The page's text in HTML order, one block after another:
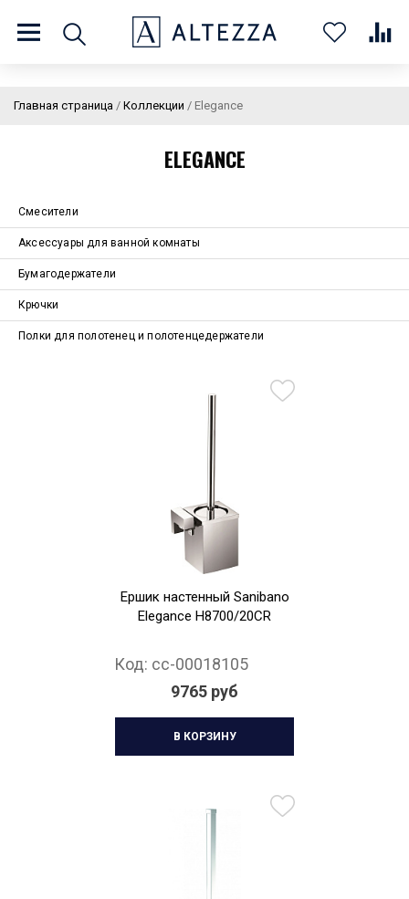
8 (800) 201 60 03
Контакты
Личный кабинет
В
Главная страница / Коллекции / Elegance
ELEGANCE
Смесители
Аксессуары для ванной комнаты
Бумагодержатели
Крючки
Полки для полотенец и полотенцедержатели
Ершик настенный Sanibano
Elegance H8700/20CR
Код: cc-00018105
9765 руб
В КОРЗИНУ